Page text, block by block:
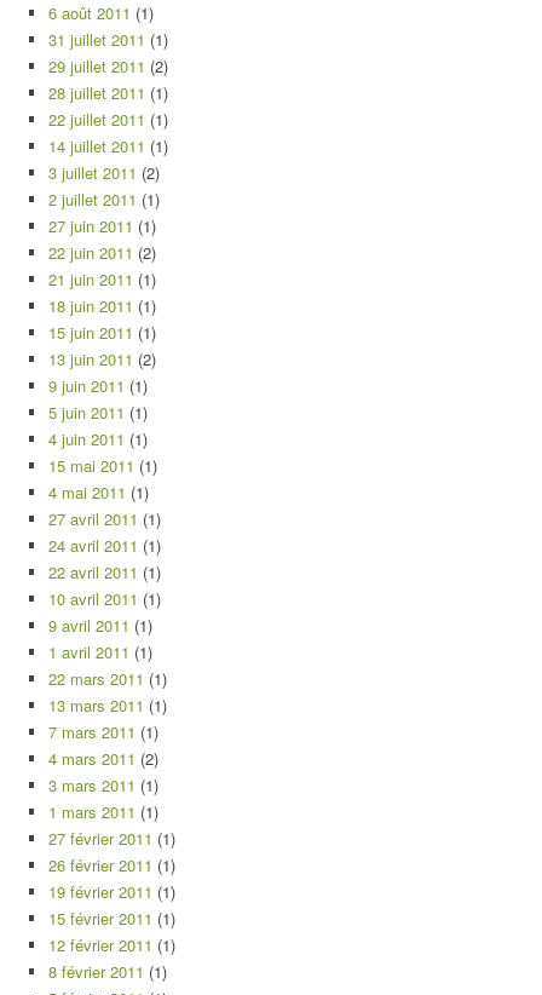
6 août 2011 (1)
31 juillet 2011 (1)
29 juillet 2011 (2)
28 juillet 2011 (1)
22 juillet 2011 (1)
14 juillet 2011 (1)
3 juillet 2011 (2)
2 juillet 2011 (1)
27 juin 2011 (1)
22 juin 2011 (2)
21 juin 2011 (1)
18 juin 2011 (1)
15 juin 2011 (1)
13 juin 2011 (2)
9 juin 2011 (1)
5 juin 2011 (1)
4 juin 2011 (1)
15 mai 2011 (1)
4 mai 2011 (1)
27 avril 2011 (1)
24 avril 2011 (1)
22 avril 2011 (1)
10 avril 2011 (1)
9 avril 2011 (1)
1 avril 2011 (1)
22 mars 2011 (1)
13 mars 2011 (1)
7 mars 2011 (1)
4 mars 2011 (2)
3 mars 2011 (1)
1 mars 2011 (1)
27 février 2011 (1)
26 février 2011 (1)
19 février 2011 (1)
15 février 2011 (1)
12 février 2011 (1)
8 février 2011 (1)